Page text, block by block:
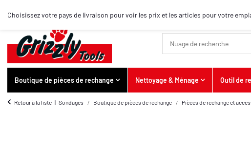
Choisissez votre pays de livraison pour voir les prix et les articles pour votre
Boutique de pièces de rechange Nettoyage & Ménage Outil de
Retour à la liste Sondages Boutique de pièces de rechange Pièces de rechange et